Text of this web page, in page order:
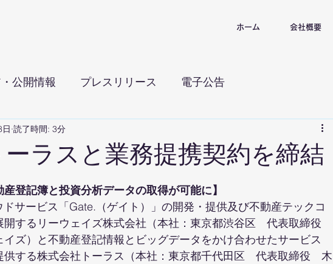
ホーム 会社概要
公開情報 プレスリリース 電子公告
ラスと業務提携契約を締結
読了時間: 3分
産登記簿と投資分析データの取得が可能に】
サービス「Gate.（ゲイト）」の開発・提供及び不動産テックコ
開するリーウェイズ株式会社（本社：東京都渋谷区　代表取締役
ズ）と不動産登記情報とビッグデータをかけ合わせたサービス
供する株式会社トーラス（本社：東京都千代田区　代表取締役　木